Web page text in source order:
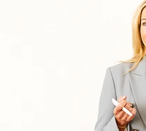
Kliniken für Kinder & Jugendlichen